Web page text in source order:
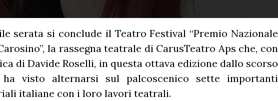
serata si conclude il Teatro Festival “Premio Nazionale
la rassegna teatrale di CarusTeatro Aps che, con
di Davide Roselli, in questa ottava edizione dallo scorso
visto alternarsi sul palcoscenico sette importanti
italiane con i loro lavori teatrali.